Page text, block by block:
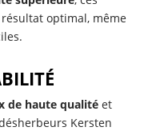
optimal, même
de haute qualitéet
Kersten